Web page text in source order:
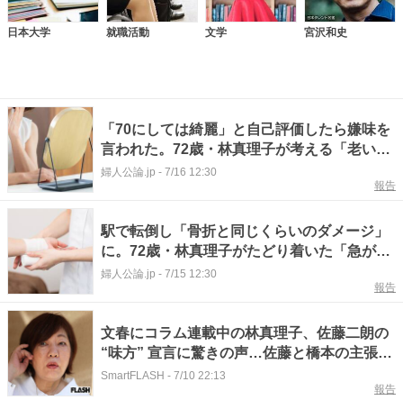
日本大学 就職活動 文学 宮沢和史
「70にしては綺麗」と自己評価したら嫌味を
言われた。72歳・林真理子が考える「老い」
と医療美容のルール
婦人公論.jp - 7/16 12:30
報告
駅で転倒し「骨折と同じくらいのダメージ」
に。72歳・林真理子がたどり着いた「急がな
い」生き方
婦人公論.jp - 7/15 12:30
報告
文春にコラム連載中の林真理子、佐藤二朗の
“味方” 宣言に驚きの声…佐藤と橋本の主張は
平行線で泥沼化
SmartFLASH - 7/10 22:13
報告